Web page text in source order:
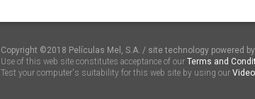
Copyright ©2018 Películas Mel, S.A. / site technology powered
Use of this web site constitutes acceptance of our Terms and
Test your computer's suitability for this web site by using our